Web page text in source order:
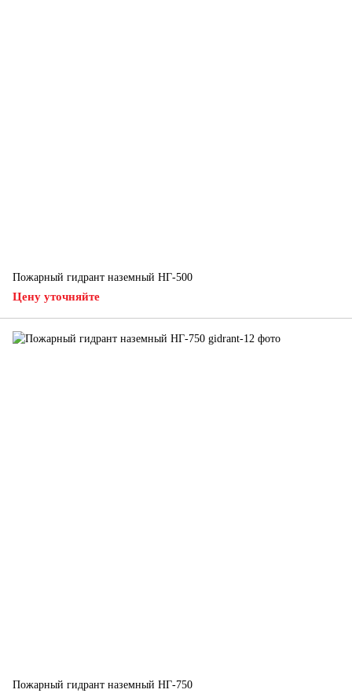
Пожарный гидрант наземный НГ-500
Цену уточняйте
Пожарный гидрант наземный НГ-750